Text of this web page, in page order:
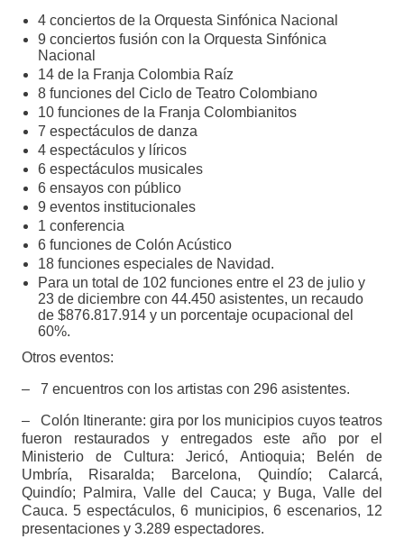
4 conciertos de la Orquesta Sinfónica Nacional
9 conciertos fusión con la Orquesta Sinfónica
Nacional
14 de la Franja Colombia Raíz
8 funciones del Ciclo de Teatro Colombiano
10 funciones de la Franja Colombianitos
7 espectáculos de danza
4 espectáculos y líricos
6 espectáculos musicales
6 ensayos con público
9 eventos institucionales
1 conferencia
6 funciones de Colón Acústico
18 funciones especiales de Navidad.
Para un total de 102 funciones entre el 23 de julio y
23 de diciembre con 44.450 asistentes, un recaudo
de $876.817.914 y un porcentaje ocupacional del
60%.
Otros eventos:
– 7 encuentros con los artistas con 296 asistentes.
– Colón Itinerante: gira por los municipios cuyos teatros
fueron restaurados y entregados este año por el
Ministerio de Cultura: Jericó, Antioquia; Belén de
Umbría, Risaralda; Barcelona, Quindío; Calarcá,
Quindío; Palmira, Valle del Cauca; y Buga, Valle del
Cauca. 5 espectáculos, 6 municipios, 6 escenarios, 12
presentaciones y 3.289 espectadores.